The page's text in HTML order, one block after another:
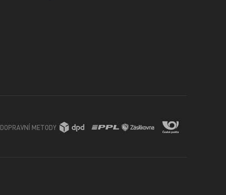
DOPRAVNÍ METODY